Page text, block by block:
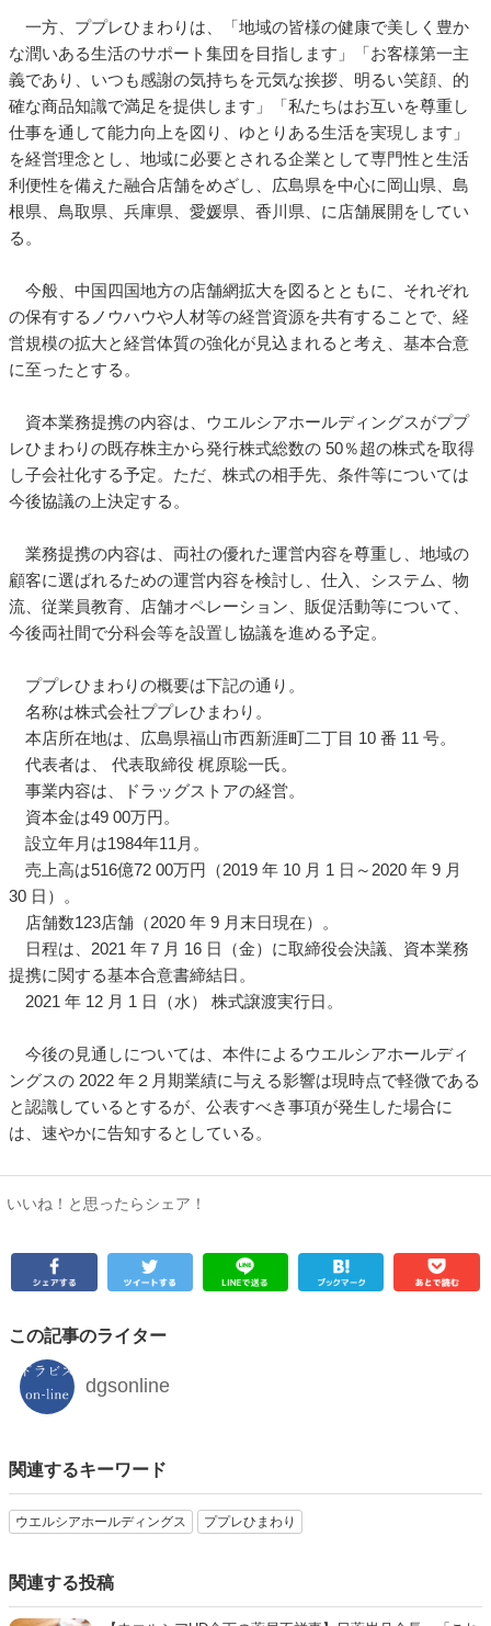
一方、ププレひまわりは、「地域の皆様の健康で美しく豊か
な潤いある生活のサポート集団を目指します」「お客様第一主
義であり、いつも感謝の気持ちを元気な挨拶、明るい笑顔、的
確な商品知識で満足を提供します」「私たちはお互いを尊重し
仕事を通して能力向上を図り、ゆとりある生活を実現します」
を経営理念とし、地域に必要とされる企業として専門性と生活
利便性を備えた融合店舗をめざし、広島県を中心に岡山県、島
根県、鳥取県、兵庫県、愛媛県、香川県、に店舗展開をしてい
る。
今般、中国四国地方の店舗網拡大を図るとともに、それぞれ
の保有するノウハウや人材等の経営資源を共有することで、経
営規模の拡大と経営体質の強化が見込まれると考え、基本合意
に至ったとする。
資本業務提携の内容は、ウエルシアホールディングスがププ
レひまわりの既存株主から発行株式総数の 50％超の株式を取得
し子会社化する予定。ただ、株式の相手先、条件等については
今後協議の上決定する。
業務提携の内容は、両社の優れた運営内容を尊重し、地域の
顧客に選ばれるための運営内容を検討し、仕入、システム、物
流、従業員教育、店舗オペレーション、販促活動等について、
今後両社間で分科会等を設置し協議を進める予定。
ププレひまわりの概要は下記の通り。
名称は株式会社ププレひまわり。
本店所在地は、広島県福山市西新涯町二丁目 10 番 11 号。
代表者は、 代表取締役 梶原聡一氏。
事業内容は、ドラッグストアの経営。
資本金は49 00万円。
設立年月は1984年11月。
売上高は516億72 00万円（2019 年 10 月 1 日～2020 年 9 月
30 日）。
店舗数123店舗（2020 年 9 月末日現在）。
日程は、2021 年７月 16 日（金）に取締役会決議、資本業務
提携に関する基本合意書締結日。
2021 年 12 月 1 日（水） 株式譲渡実行日。
今後の見通しについては、本件によるウエルシアホールディ
ングスの 2022 年２月期業績に与える影響は現時点で軽微である
と認識しているとするが、公表すべき事項が発生した場合に
は、速やかに告知するとしている。
いいね！と思ったらシェア！
この記事のライター
dgsonline
関連するキーワード
ウエルシアホールディングス ププレひまわり
関連する投稿